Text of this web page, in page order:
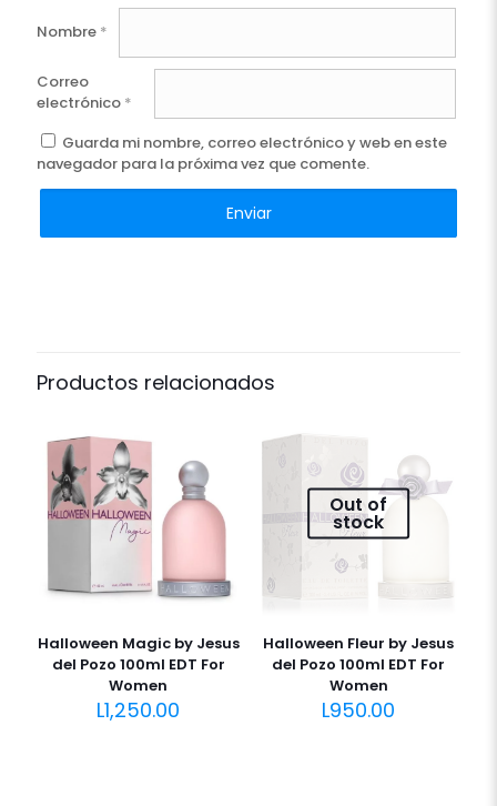
Nombre *
Correo
electrónico *
Guarda mi nombre, correo electrónico y web en este
navegador para la próxima vez que comente.
Productos relacionados
Halloween Magic by Jesus
del Pozo 100ml EDT For
Women
L1,250.00
Out of
stock
Halloween Fleur by Jesus
del Pozo 100ml EDT For
Women
L950.00